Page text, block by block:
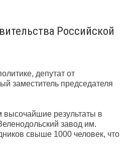
Российской
депутат от
заместитель председателя
высочайшие результаты в
завод им.
свыше 1000 человек, что